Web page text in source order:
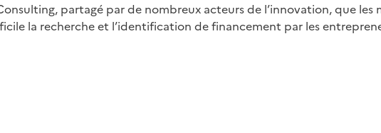
partagé par de nombreux acteurs de l’innovation, que
la recherche et l’identification de financement par les